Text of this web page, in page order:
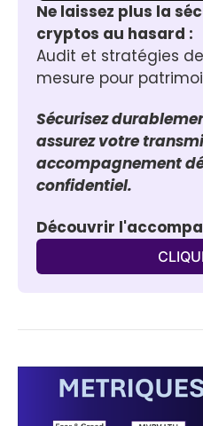
Ne laissez plus la
cryptos au hasard :
Audit et stratégies
mesure pour
Sécurisez
assurez votre
accompagnement
confidentiel.
Découvrir